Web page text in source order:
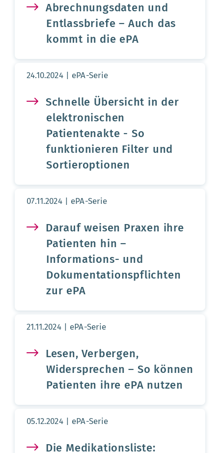
Abrechnungsdaten und
Entlassbriefe – Auch das
kommt in die ePA
Aktualisierungsdatum:
24.10.2024 ePA-Serie
Schnelle Übersicht in der
elektronischen
Patientenakte - So
funktionieren Filter und
Sortieroptionen
Aktualisierungsdatum:
07.11.2024 ePA-Serie
Darauf weisen Praxen ihre
Patienten hin –
Informations- und
Dokumentationspflichten
zur ePA
Aktualisierungsdatum:
21.11.2024 ePA-Serie
Lesen, Verbergen,
Widersprechen – So können
Patienten ihre ePA nutzen
Aktualisierungsdatum:
05.12.2024 ePA-Serie
Die Medikationsliste: